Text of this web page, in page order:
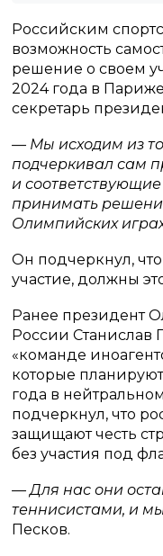
Российским
возможность
решение о своем
2024 года в
секретарь
— Мы исходим из
подчеркивал сам
и
принимать
Олимпийских
Он подчеркнул,
участие, должны
Ранее президент
России Станислав
«команде
которые
года в
подчеркнул, что
защищают честь
без участия под
— Для нас они
теннисистами, и
Песков.